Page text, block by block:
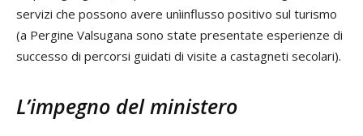
servizi che possono avere unìinflusso positivo sul turismo
(a Pergine Valsugana sono state presentate esperienze di
successo di percorsi guidati di visite a castagneti secolari).
L’impegno del ministero